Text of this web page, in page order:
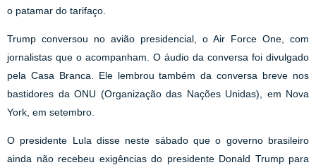
o patamar do tarifaço.
Trump conversou no avião presidencial, o Air Force One, com
jornalistas que o acompanham. O áudio da conversa foi divulgado
pela Casa Branca. Ele lembrou também da conversa breve nos
bastidores da ONU (Organização das Nações Unidas), em Nova
York, em setembro.
O presidente Lula disse neste sábado que o governo brasileiro
ainda não recebeu exigências do presidente Donald Trump para